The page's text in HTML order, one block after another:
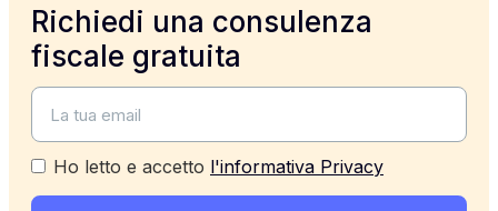
Richiedi una consulenza
fiscale gratuita
Ho letto e accetto l'informativa Privacy